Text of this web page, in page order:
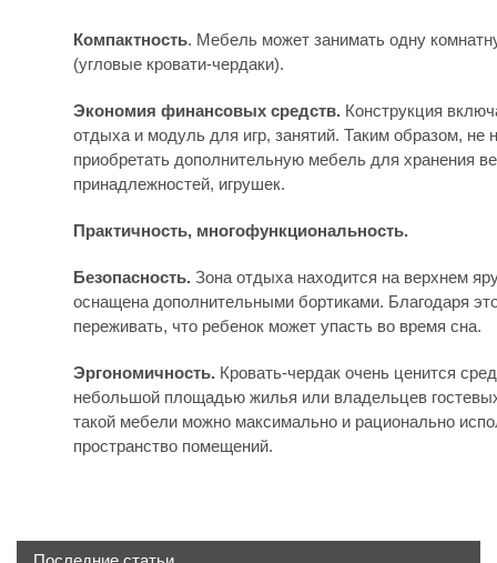
Компактность. Мебель может занимать одну
(угловые кровати-чердаки).
Экономия финансовых средств. Конструкция
отдыха и модуль для игр, занятий. Таким образом, не
приобретать дополнительную мебель для хранения
принадлежностей, игрушек.
Практичность, многофункциональность.
Безопасность. Зона отдыха находится на верхнем
оснащена дополнительными бортиками. Благодаря
переживать, что ребенок может упасть во время сна.
Эргономичность. Кровать-чердак очень ценится
небольшой площадью жилья или владельцев
такой мебели можно максимально и рационально
пространство помещений.